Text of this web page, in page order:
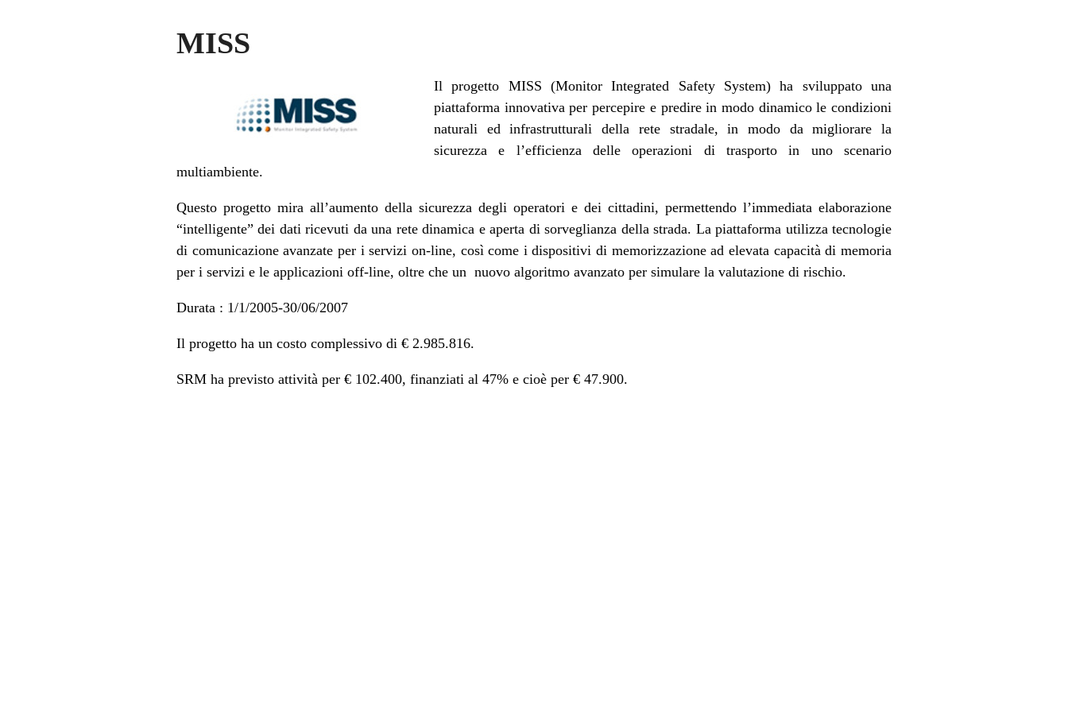
MISS
Il progetto MISS (Monitor Integrated Safety System) ha sviluppato una
piattaforma innovativa per percepire e predire in modo dinamico le condizioni
naturali ed infrastrutturali della rete stradale, in modo da migliorare la
sicurezza e l’efficienza delle operazioni di trasporto in uno scenario
multiambiente.
Questo progetto mira all’aumento della sicurezza degli operatori e dei cittadini, permettendo l’immediata elaborazione
“intelligente” dei dati ricevuti da una rete dinamica e aperta di sorveglianza della strada. La piattaforma utilizza tecnologie
di comunicazione avanzate per i servizi on-line, così come i dispositivi di memorizzazione ad elevata capacità di memoria
per i servizi e le applicazioni off-line, oltre che un nuovo algoritmo avanzato per simulare la valutazione di rischio.
Durata : 1/1/2005-30/06/2007
Il progetto ha un costo complessivo di € 2.985.816.
SRM ha previsto attività per € 102.400, finanziati al 47% e cioè per € 47.900.